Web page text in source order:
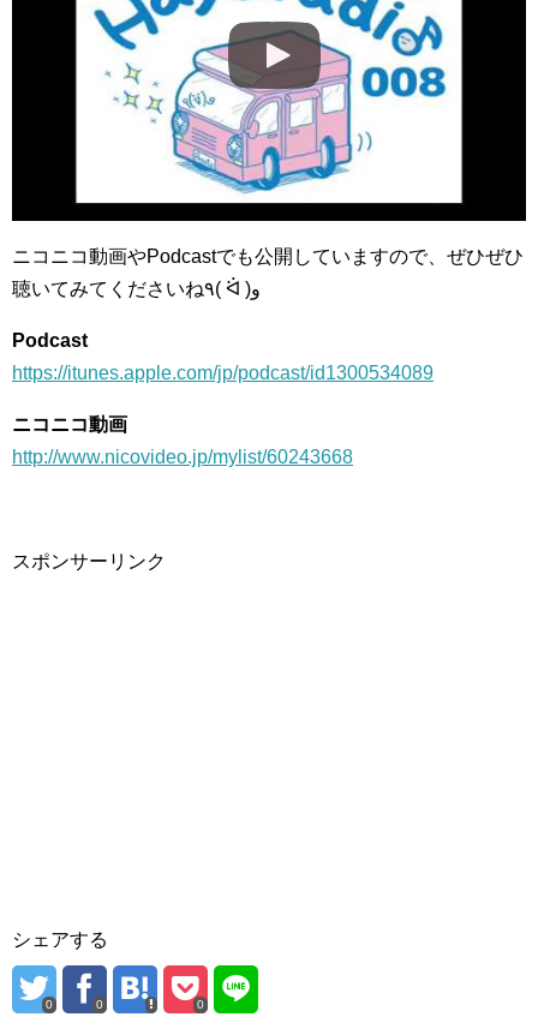
ニコニコ動画やPodcastでも公開していますので、ぜひぜひ
聴いてみてくださいね٩( ᐛ )و
Podcast
https://itunes.apple.com/jp/podcast/id1300534089
ニコニコ動画
http://www.nicovideo.jp/mylist/60243668
スポンサーリンク
シェアする
0 0 0